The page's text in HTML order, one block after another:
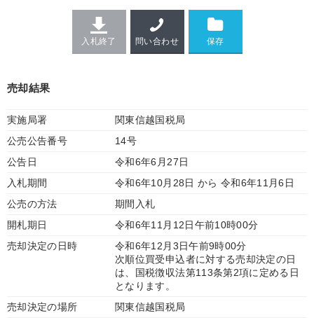
入札終了 問い合わせ
売却結果
実施局署
関東信越国税局
公売公告番号
14号
公告日
令和6年6月27日
入札期間
令和6年10月28日 から 令和6年11月6日
公売の方法
期間入札
開札期日
令和6年11月12日午前10時00分
売却決定の日時
令和6年12月3日午前9時00分
次順位買受申込者に対する売却決定の日
は、国税徴収法第113条第2項に定める日
となります。
売却決定の場所
関東信越国税局